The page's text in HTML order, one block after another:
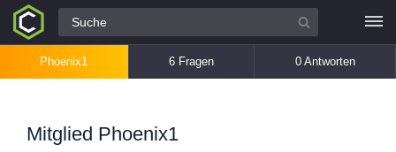
Alle Fragen
Phoenix1 6 Fragen 0 Antworten
Mitglied Phoenix1